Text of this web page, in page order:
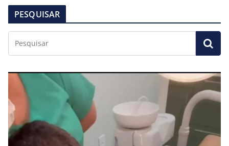
PESQUISAR